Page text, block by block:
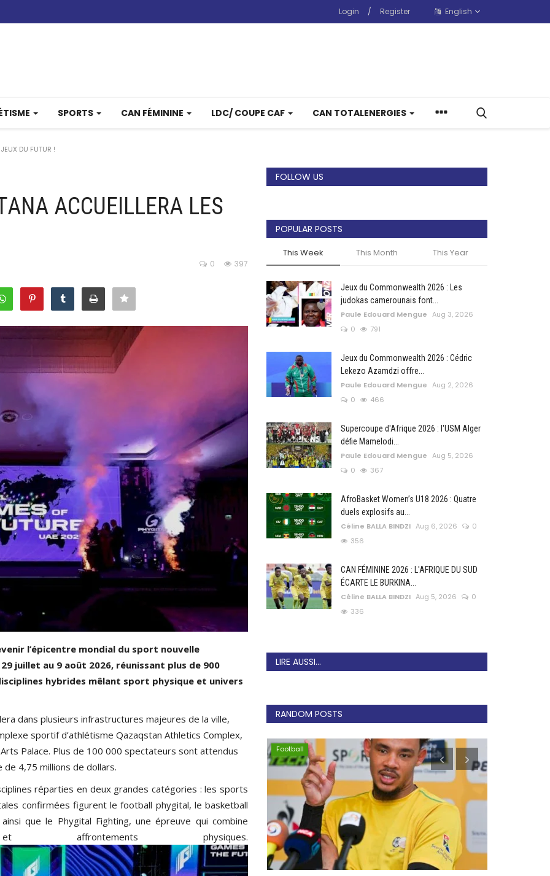
Login / Register English
SPORTS CAN FÉMININE LDC/ COUPE CAF CAN TOTALENERGIES
DU FUTUR !
ACCUEILLERA LES
397
0
l’épicentre mondial du sport nouvelle
juillet au 9 août 2026, réunissant plus de 900
hybrides mêlant sport physique et univers
dans plusieurs infrastructures majeures de la ville,
sportif d’athlétisme Qazaqstan Athletics Complex,
Palace. Plus de 100 000 spectateurs sont attendus
4,75 millions de dollars.
réparties en deux grandes catégories : les sports
confirmées figurent le football phygital, le basketball
que le Phygital Fighting, une épreuve qui combine
affrontements physiques.
FOLLOW US
POPULAR POSTS
This Week This Month This Year
Jeux du Commonwealth 2026 : Les
judokas camerounais font...
Paule Edouard Mengue Aug 3, 2026
0
791
Jeux du Commonwealth 2026 : Cédric
Lekezo Azamdzi offre...
Paule Edouard Mengue Aug 2, 2026
0
466
Supercoupe d'Afrique 2026 : l'USM Alger
défie Mamelodi...
Paule Edouard Mengue Aug 5, 2026
0
367
AfroBasket Women’s U18 2026 : Quatre
duels explosifs au...
Céline BALLA BINDZI Aug 6, 2026
0
356
CAN FÉMININE 2026 : L'AFRIQUE DU SUD
ÉCARTE LE BURKINA...
Céline BALLA BINDZI Aug 5, 2026
0
336
LIRE AUSSI...
RANDOM POSTS
Football Football